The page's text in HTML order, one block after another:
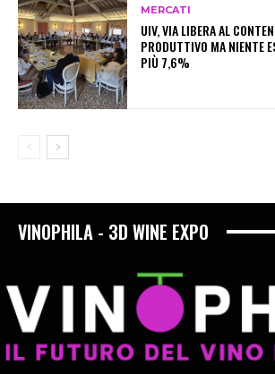
MERCATI
UIV, VIA LIBERA AL
PRODUTTIVO MA NIENTE
PIÙ 7,6%
VINOPHILA - 3D WINE EXPO